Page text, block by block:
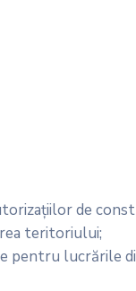
de
teritoriului;
pentru lucrările